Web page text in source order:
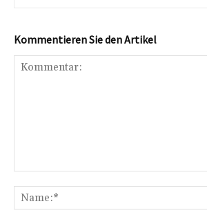
Kommentieren Sie den Artikel